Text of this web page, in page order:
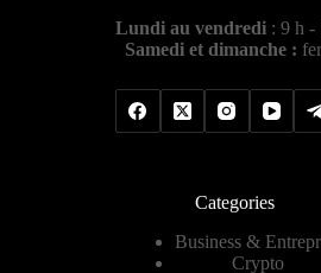
Lundi au vendredi : 9 h -
Samedi et dimanche :
Categories
Business &
Crypto